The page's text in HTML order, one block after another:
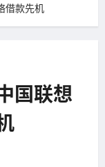
借款先机
国联想